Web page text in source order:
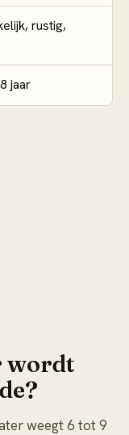
rustig,
jaar
wordt
weegt 6 tot 9